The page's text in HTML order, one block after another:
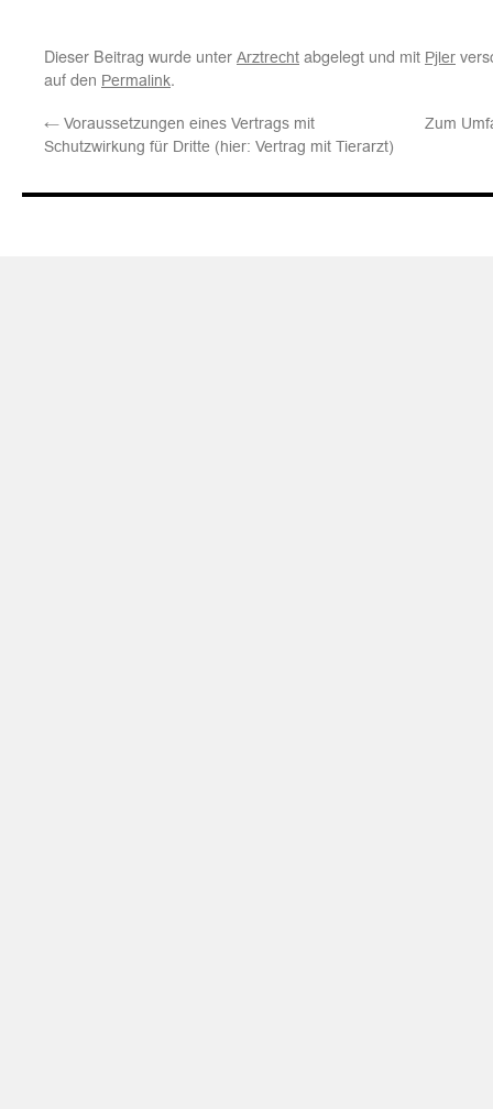
Dieser Beitrag wurde unter Arztrecht abgelegt und mit Pjler
auf den Permalink.
← Voraussetzungen eines Vertrags mit
Schutzwirkung für Dritte (hier: Vertrag mit Tierarzt)
Zum